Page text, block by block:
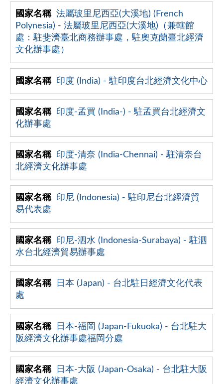
法屬玻里尼西亞(大溪地) (French
Polynesia) - 法屬玻里尼西亞(大溪地)（兼轄館
處：駐斐濟臺北商務辦事處，駐奧克蘭臺北經濟
文化辦事處）
印度 (India) - 駐印度台北經濟文化中心
印度-孟買 (India-) - 駐孟買台北經濟文
化辦事處
印度-清奈 (India-Chennai) - 駐清奈台
北經濟文化辦事處
印尼 (Indonesia) - 駐印尼台北經濟貿
易代表處
印尼-泗水 (Indonesia-Surabaya) - 駐泗
水台北經濟貿易辦事處
日本 (Japan) - 台北駐日經濟文化代表
處
日本-福岡 (Japan-Fukuoka) - 台北駐大
阪經濟文化辦事處福岡分處
日本-大阪 (Japan-Osaka) - 台北駐大阪
經濟文化辦事處